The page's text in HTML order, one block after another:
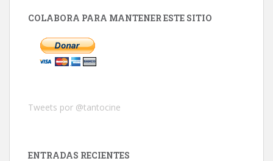
COLABORA PARA MANTENER ESTE SITIO
Tweets por @tantocine
ENTRADAS RECIENTES